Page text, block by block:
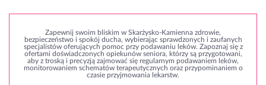
Zapewnij swoim bliskim w Skarżysko-Kamienna zdrowie,
bezpieczeństwo i spokój ducha, wybierając sprawdzonych i zaufanych
specjalistów oferujących pomoc przy podawaniu leków. Zapoznaj się z
ofertami doświadczonych opiekunów seniora, którzy są przygotowani,
aby z troską i precyzją zajmować się regularnym podawaniem leków,
monitorowaniem schematów terapeutycznych oraz przypominaniem o
czasie przyjmowania lekarstw.